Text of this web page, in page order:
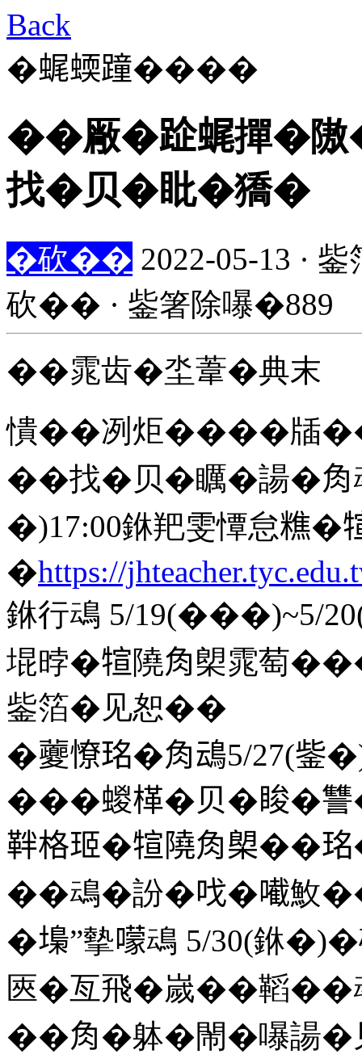
Back
�𧋦蝡蹱����
��厰�𨀣𧋦撣�
找�贝�䀝�獢�
�砍�� 2022-05-13 ·
砍�� · 鈭箸除嚗�889
��雿齿�坔葦�典末
憒��冽炬����牐
��找�贝�矋�諹�𧢲䲰
�)17:00銝羓雯憛怠
�https://
銝行䲰 5/19(���)~5/
堒㫲�𤚗隢𧢲㮾雿萄
鈭箔�见恕��
�𡖂憭𤥁�𧢲䲰5/27(鈭
���蝬㮖�贝�睃�讐
靽格㺿�𤚗隢𧢲㮾
��䲰�訜�𠯫�𡁶䰻
�𡏭”摰𡁏䲰 5/30(銝
匧�亙飛�嵗��鞱
��𧢲�躰�閙�嚗諹